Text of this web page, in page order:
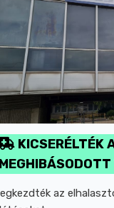
KICSERÉLTÉK
az